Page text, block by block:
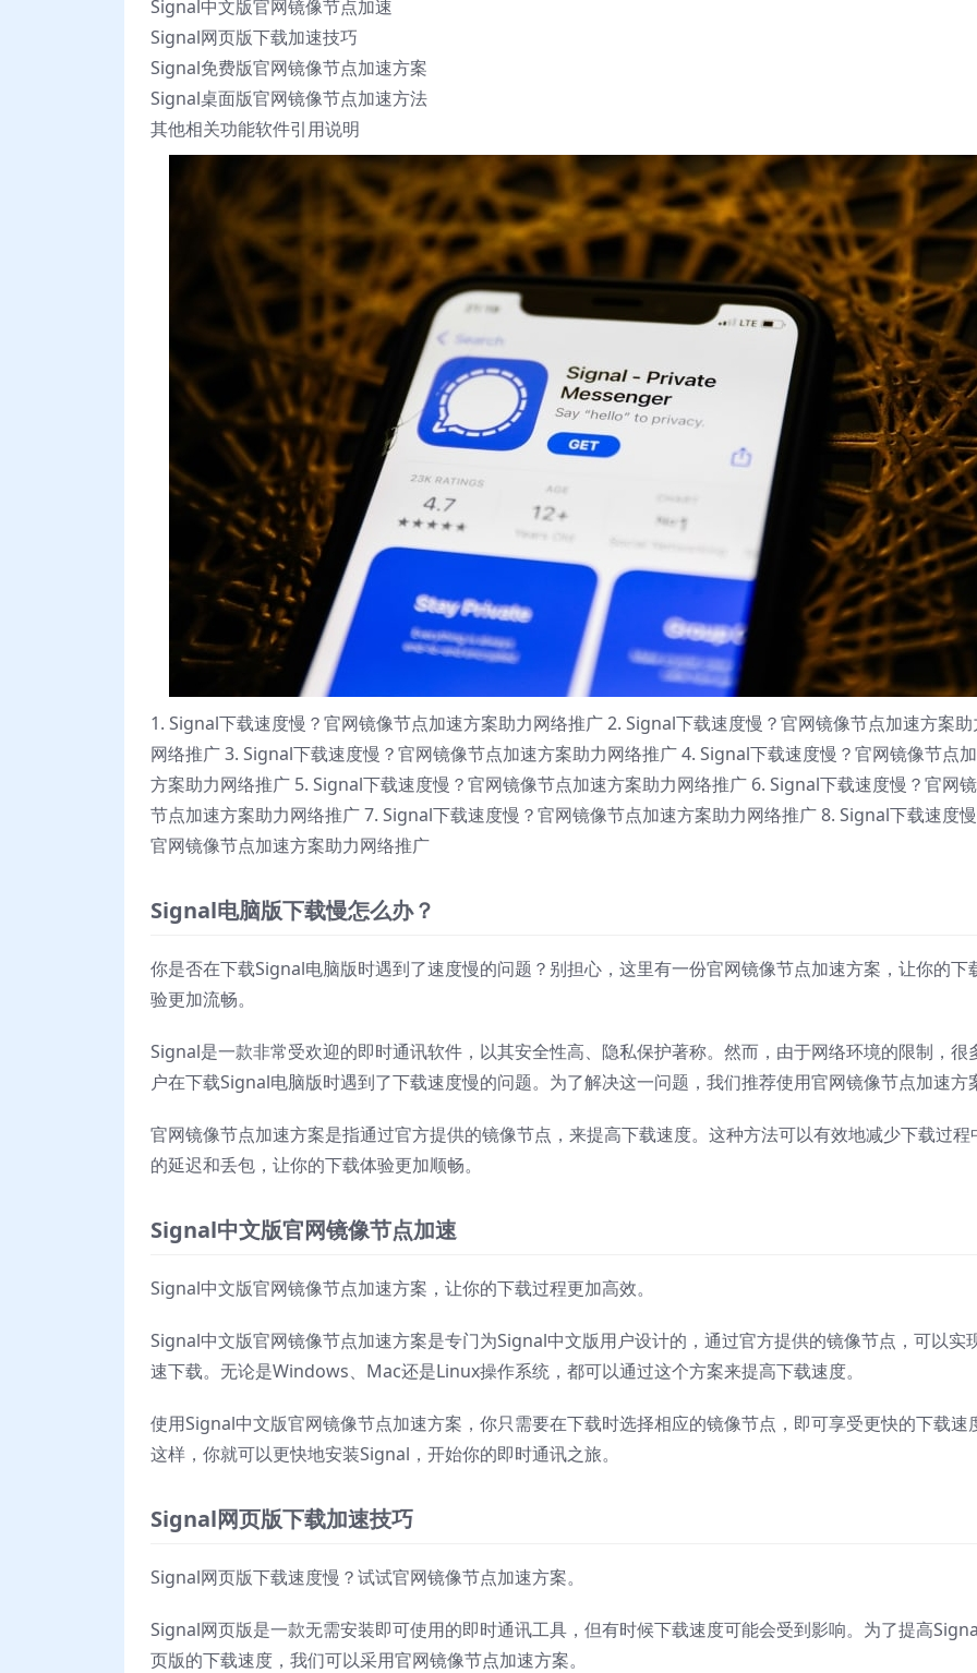
Signal中文版官网镜像节点加速
Signal网页版下载加速技巧
Signal免费版官网镜像节点加速方案
Signal桌面版官网镜像节点加速方法
其他相关功能软件引用说明
1. Signal下载速度慢？官网镜像节点加速方案助力网络推广 2. Signal下载速度慢？官网镜像节点加速方案助
网络推广 3. Signal下载速度慢？官网镜像节点加速方案助力网络推广 4. Signal下载速度慢？官网镜像节点
方案助力网络推广 5. Signal下载速度慢？官网镜像节点加速方案助力网络推广 6. Signal下载速度慢？官网
节点加速方案助力网络推广 7. Signal下载速度慢？官网镜像节点加速方案助力网络推广 8. Signal下载速度慢
官网镜像节点加速方案助力网络推广
Signal电脑版下载慢怎么办？
你是否在下载Signal电脑版时遇到了速度慢的问题？别担心，这里有一份官网镜像节点加速方案，让你的下
验更加流畅。
Signal是一款非常受欢迎的即时通讯软件，以其安全性高、隐私保护著称。然而，由于网络环境的限制，很
户在下载Signal电脑版时遇到了下载速度慢的问题。为了解决这一问题，我们推荐使用官网镜像节点加速方
官网镜像节点加速方案是指通过官方提供的镜像节点，来提高下载速度。这种方法可以有效地减少下载过程
的延迟和丢包，让你的下载体验更加顺畅。
Signal中文版官网镜像节点加速
Signal中文版官网镜像节点加速方案，让你的下载过程更加高效。
Signal中文版官网镜像节点加速方案是专门为Signal中文版用户设计的，通过官方提供的镜像节点，可以实
速下载。无论是Windows、Mac还是Linux操作系统，都可以通过这个方案来提高下载速度。
使用Signal中文版官网镜像节点加速方案，你只需要在下载时选择相应的镜像节点，即可享受更快的下载速
这样，你就可以更快地安装Signal，开始你的即时通讯之旅。
Signal网页版下载加速技巧
Signal网页版下载速度慢？试试官网镜像节点加速方案。
Signal网页版是一款无需安装即可使用的即时通讯工具，但有时候下载速度可能会受到影响。为了提高
页版的下载速度，我们可以采用官网镜像节点加速方案。